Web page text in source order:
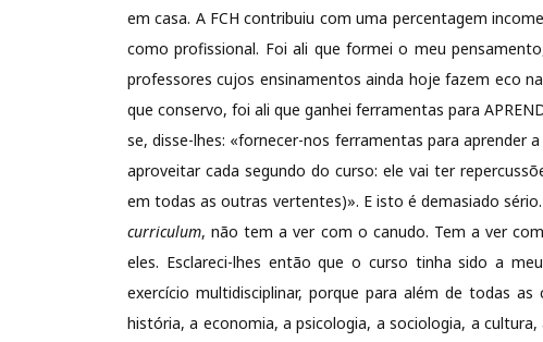
em casa. A FCH contribuiu com uma percentagem
como profissional. Foi ali que formei o meu
professores cujos ensinamentos ainda hoje fazem eco
que conservo, foi ali que ganhei ferramentas para
se, disse-lhes: «fornecer-nos ferramentas para aprender
aproveitar cada segundo do curso: ele vai ter
em todas as outras vertentes)». E isto é demasiado
curriculum, não tem a ver com o canudo. Tem a ver
eles. Esclareci-lhes então que o curso tinha sido a
exercício multidisciplinar, porque para além de todas
história, a economia, a psicologia, a sociologia, a